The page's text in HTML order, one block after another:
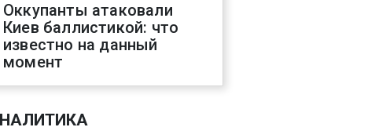
Оккупанты атаковали
Киев баллистикой: что
известно на данный
момент